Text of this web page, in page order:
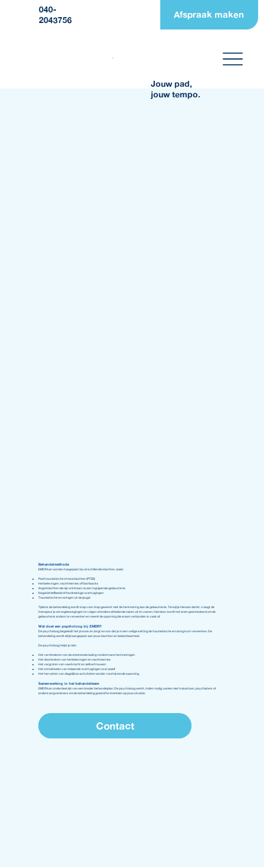
040-
2043756
Afspraak maken
Jouw pad,
jouw tempo.
Behandelmethode
EMDR kan worden toegepast bij verschillende klachten, zoals:
Posttraumatische stressklachten (PTSS)
Herbelevingen, nachtmerries of flashbacks
Angstklachten die zijn ontstaan na een ingrijpende gebeurtenis
Negatief zelfbeeld of hardnekkige overtuigingen
Traumatische ervaringen uit de jeugd
Tijdens de behandeling wordt stap voor stap gewerkt met de herinnering aan de gebeurtenis. Terwijl je hieraan denkt, vraagt de
therapeut je om oogbewegingen te volgen of andere afleidende taken uit te voeren. Hierdoor wordt het brein gestimuleerd om de
gebeurtenis anders te verwerken en neemt de spanning die eraan verbonden is vaak af.
Wat doet een psycholoog bij EMDR?
De psycholoog begeleidt het proces en zorgt ervoor dat je in een veilige setting de traumatische ervaring kunt verwerken. De
behandeling wordt altijd aangepast aan jouw klachten en belastbaarheid.
De psycholoog helpt je met:
Het verminderen van de emotionele lading rondom nare herinneringen
Het doorbreken van herbelevingen en nachtmerries
Het vergroten van veerkracht en zelfvertrouwen
Het ontwikkelen van helpende overtuigingen over jezelf
Het hervatten van dagelijkse activiteiten zonder voortdurende spanning
Samenwerking in het behandelteam
EMDR kan onderdeel zijn van een breder behandelplan. De psycholoog werkt, indien nodig, samen met huisartsen, psychiaters of
andere zorgverleners om de behandeling goed af te stemmen op jouw situatie.
Contact